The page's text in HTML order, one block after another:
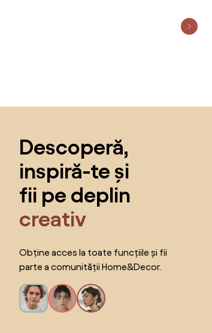
Descoperă,
inspiră-te și
fii pe deplin
creativ
Obține acces la toate funcțiile și fii
parte a comunității Home&Decor.